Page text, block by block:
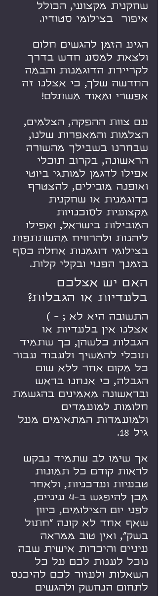
שחקנית מקצועי, הכולל
איפור בצילומי סטודיו.
הגיע הזמן להגשים חלום
ולצאת למסע חדש בדרך
לקריירת הדוגמנות והבמה
החדשה שלך, כי אצלנו זה
אפשרי ומאוד משתלם!
עם צוות ההפקה, הצלמים,
הצלמות והמאפרות שלנו,
שבחרנו בשבילך מהשורה
הראשונה, בקרוב תוכלי
אפילו לדגמן למותגי ביוטי
ואופנה מובילים, להצטרף
כדוגמנית או שחקנית
מקצועית לסוכנויות
המובילות בישראל, ואפילו
ליהנות ולהרוויח מהשתתפות
בצילומי דוגמנות אחלה כסף
בזמנך הפנוי ובקלי קלות.
האם יש אצלכם
בלעדיות או הגבלות?
התשובה היא לא ; - )
אצלנו אין בלעדיות או
הגבלות כלשהן, כך שתמיד
תוכלי להמשיך ולעבוד עבור
כל מקום אחר ללא שום
הגבלה, כי אנחנו בראש
ובראשונה מאמינים בהגשמת
חלומות למועמדים
ולמועמדות המתאימים מעל
גיל 18.
אך שימו לב שתמיד נבקש
לראות קודם כל תמונות
טבעיות ועדכניות, ולאחר
מכן להיפגש ב-4 עיניים,
לפני יום הצילומים, כיוון
שאף אחד לא קונה "חתול
בשק", ואין טוב ממראה
עיניים והיכרות אישית שבה
נוכל לענות לכם על כל
השאלות ולעזור לכם להיכנס
לתחום הנחשק ולהגשים